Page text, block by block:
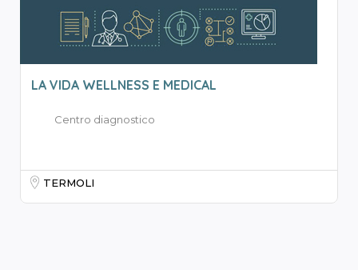
LA VIDA WELLNESS E MEDICAL
Centro diagnostico
TERMOLI